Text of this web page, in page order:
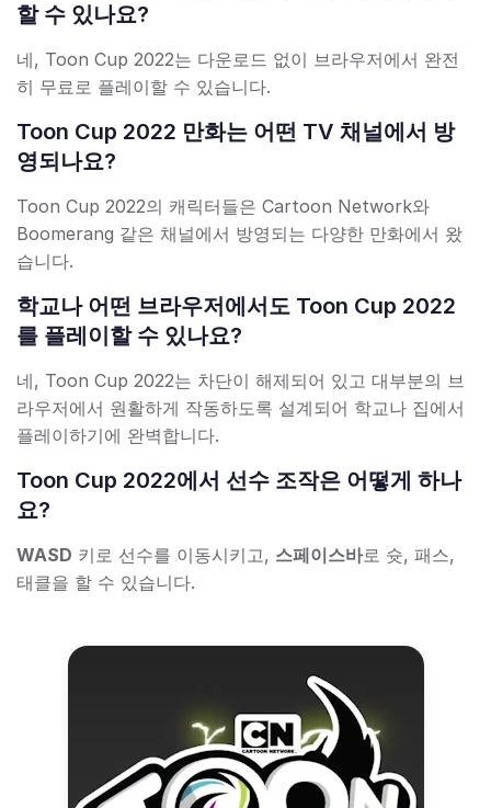
할 수 있나요?
네, Toon Cup 2022는 다운로드 없이 브라우저에서 완전
히 무료로 플레이할 수 있습니다.
Toon Cup 2022 만화는 어떤 TV 채널에서 방
영되나요?
Toon Cup 2022의 캐릭터들은 Cartoon Network와
Boomerang 같은 채널에서 방영되는 다양한 만화에서 왔
습니다.
학교나 어떤 브라우저에서도 Toon Cup 2022
를 플레이할 수 있나요?
네, Toon Cup 2022는 차단이 해제되어 있고 대부분의 브
라우저에서 원활하게 작동하도록 설계되어 학교나 집에서
플레이하기에 완벽합니다.
Toon Cup 2022에서 선수 조작은 어떻게 하나
요?
WASD 키로 선수를 이동시키고, 스페이스바로 슛, 패스,
태클을 할 수 있습니다.